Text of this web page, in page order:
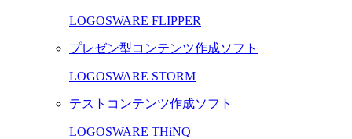
LOGOSWARE FLIPPER
プレゼン型コンテンツ作成ソフト
LOGOSWARE STORM
テストコンテンツ作成ソフト
LOGOSWARE THiNQ